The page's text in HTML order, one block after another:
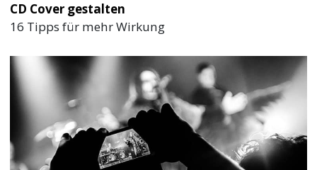
CD Cover gestalten
16 Tipps für mehr Wirkung